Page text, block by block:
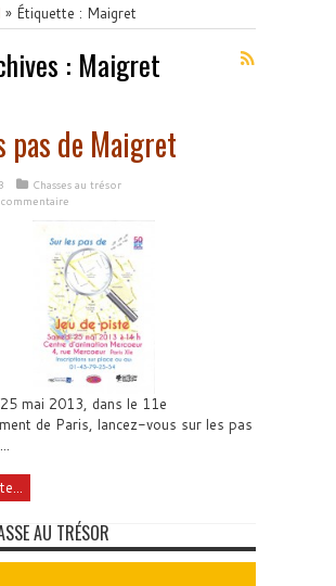
» Étiquette : Maigret
: Maigret
pas de Maigret
Chasses au trésor
mai 2013, dans le 11e
de Paris, lancez-vous sur les pas
AU TRÉSOR